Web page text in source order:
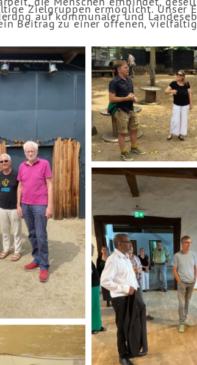
Zielgruppen ermöglicht. Unser
auf kommunaler und
Beitrag zu einer offenen,